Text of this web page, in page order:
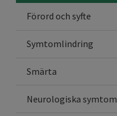
Förord och syfte
Symtomlindring
Smärta
Neurologiska symtom